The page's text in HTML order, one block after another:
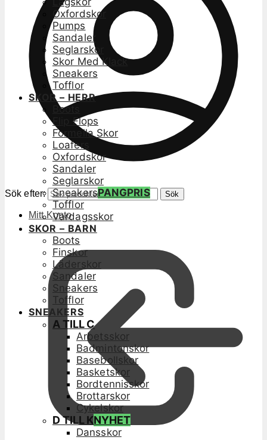
Sök efter: Sök
Mitt Konto
Oxfordskor
Pumps
Sandaler
Seglarskor
Skor Med Klack
Sneakers
Tofflor
SKOR – HERR
Boots
Flip Flops
Formella Skor
Loafers
Oxfordskor
Sandaler
Seglarskor
SneakersPANGPRIS
Tofflor
Vardagsskor
SKOR – BARN
Boots
Finskor
Läderskor
Sandaler
Sneakers
Tofflor
SNEAKERS
A TILL C
Arbetsskor
Badmintonskor
Basebollskor
Basketskor
Bordtennisskor
Brottarskor
Cykelskor
D TILL KNYHET
Dansskor